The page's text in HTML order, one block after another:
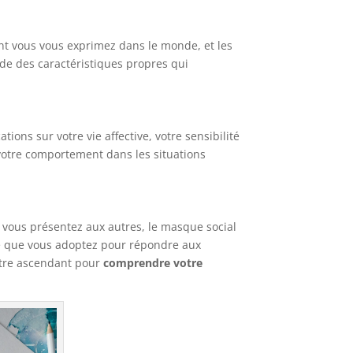
vous vous exprimez dans le monde, et les
des caractéristiques propres qui
sur votre vie affective, votre sensibilité
comportement dans les situations
présentez aux autres, le masque social
vous adoptez pour répondre aux
ascendant pourcomprendre votre